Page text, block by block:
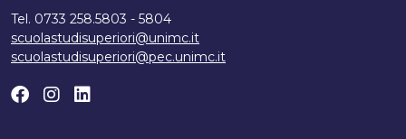
Tel. 0733 258.5803 - 5804
scuolastudisuperiori@unimc.it
scuolastudisuperiori@pec.unimc.it